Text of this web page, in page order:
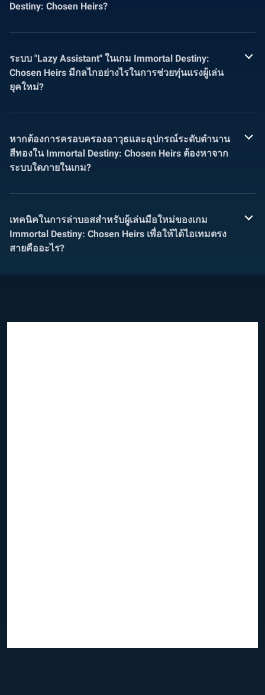
Destiny: Chosen Heirs?
ระบบ "Lazy Assistant" ในเกม Immortal Destiny:
Chosen Heirs มีกลไกอย่างไรในการช่วยทุ่นแรงผู้เล่น
ยุคใหม่?
หากต้องการครอบครองอาวุธและอุปกรณ์ระดับตำนาน
สีทองใน Immortal Destiny: Chosen Heirs ต้องหาจาก
ระบบใดภายในเกม?
เทคนิคในการล่าบอสสำหรับผู้เล่นมือใหม่ของเกม
Immortal Destiny: Chosen Heirs เพื่อให้ได้ไอเทมตรง
สายคืออะไร?